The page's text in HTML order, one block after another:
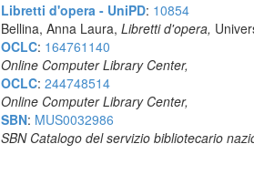
Libretti d'opera - UniPD: 10854
Bellina, Anna Laura, Libretti d'opera,
OCLC: 164761140
Online Computer Library Center,
OCLC: 244748514
Online Computer Library Center,
SBN: MUS0032986
SBN Catalogo del servizio bibliotecario